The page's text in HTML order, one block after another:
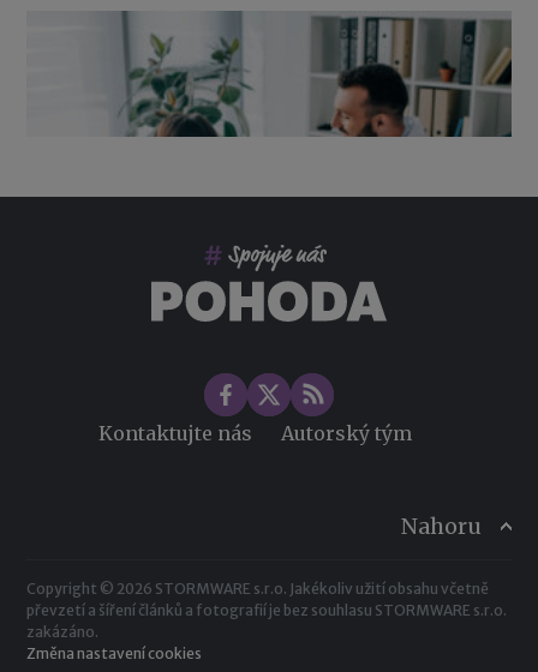
Výpověď ze zdravotních důvodů 2026 – průvodce pro
zaměstnavatele
Kontaktujte nás Autorský tým
Nahoru
Copyright © 2026 STORMWARE s.r.o. Jakékoliv užití obsahu včetně
převzetí a šíření článků a fotografií je bez souhlasu STORMWARE s.r.o.
zakázáno.
Změna nastavení cookies